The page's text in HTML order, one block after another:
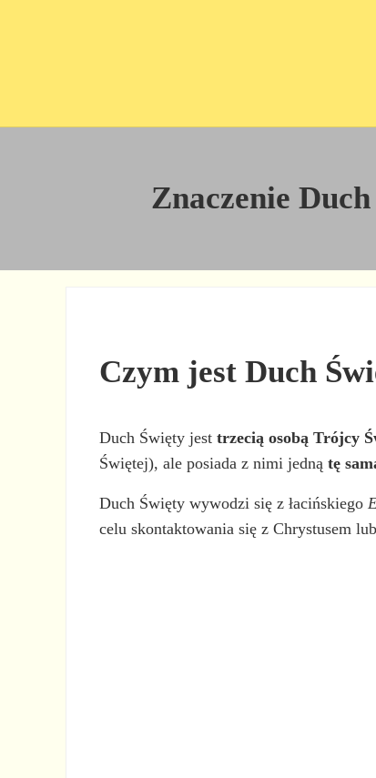
Znaczenie
Czym jest Duch
Duch Święty jesttrzecią osobą Trójcy
Świętej), ale posiada z nimi jednątę
Duch Święty wywodzi się z łacińskiego
celu skontaktowania się z Chrystusem